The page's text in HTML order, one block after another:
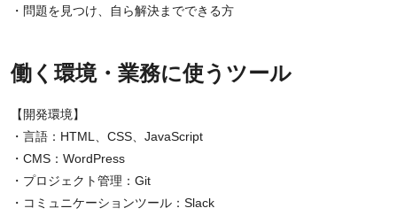
・問題を見つけ、自ら解決までできる方
働く環境・業務に使うツール
【開発環境】
・言語：HTML、CSS、JavaScript
・CMS：WordPress
・プロジェクト管理：Git
・コミュニケーションツール：Slack